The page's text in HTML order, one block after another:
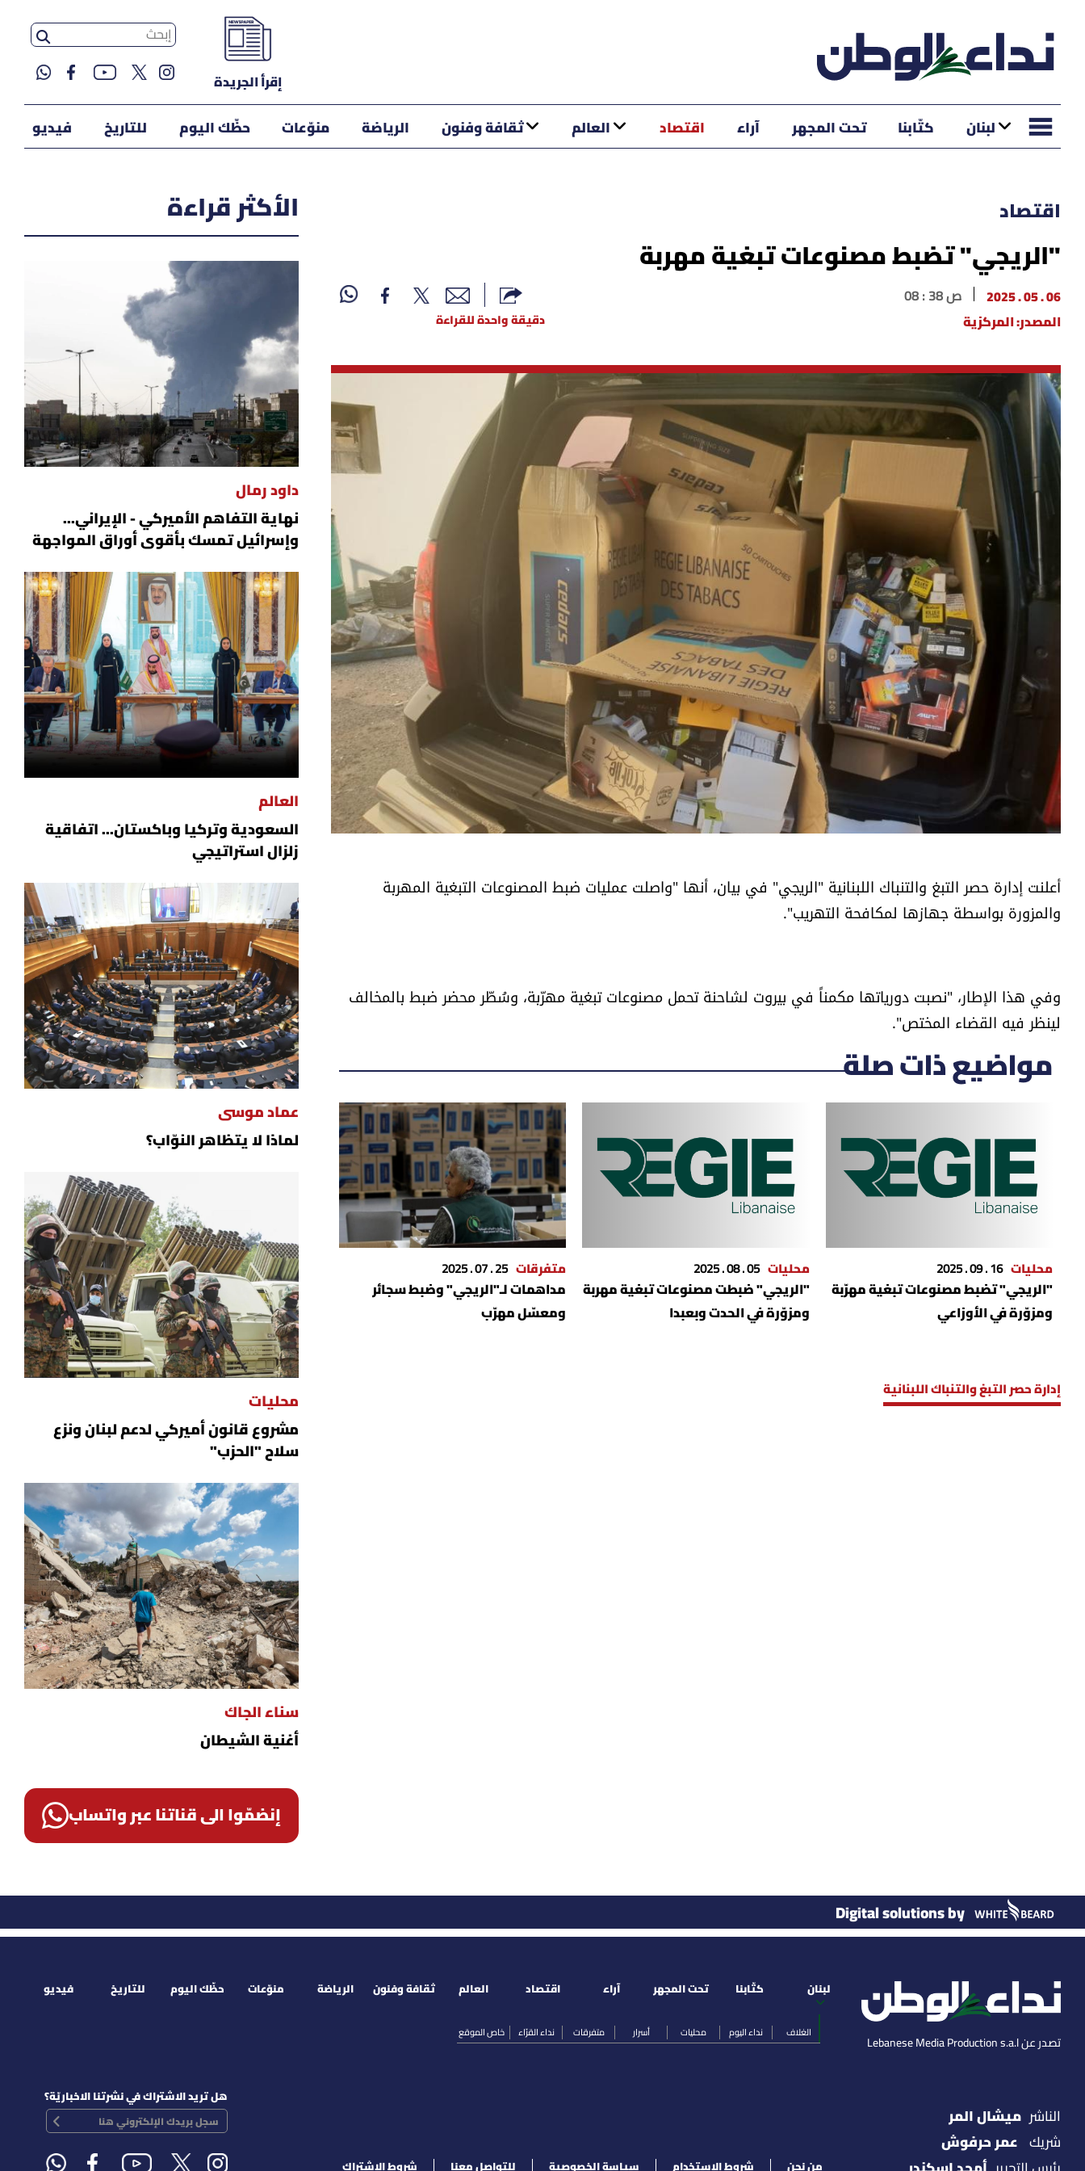
إقرأ الجريدة
لبنان كتّابنا تحت المجهر آراء اقتصاد العالم ثقافة وفنون الرياضة منوّعات حظّك اليوم للتاريخ فيديو
اقتصاد
"الريجي" تضبط مصنوعات تبغية مهربة
06 . 05 . 2025 08 : 38 ص
دقيقة واحدة للقراءة المصدر: المركزية
أعلنت إدارة حصر التبغ والتنباك اللبنانية "الريجي" في بيان، أنها "واصلت عمليات ضبط المصنوعات التبغية المهربة
والمزورة بواسطة جهازها لمكافحة التهريب".
وفي هذا الإطار، "نصبت دورياتها مكمناً في بيروت لشاحنة تحمل مصنوعات تبغية مهرّبة، وسُطّر محضر ضبط بالمخالف
لينظر فيه القضاء المختص".
مواضيع ذات صلة
محليات 16 . 09 . 2025
"الريجي" تضبط مصنوعات تبغية مهرّبة
ومزوّرة في الأوزاعي
محليات 05 . 08 . 2025
"الريجي" ضبطت مصنوعات تبغية مهربة
ومزوّرة في الحدت وبعبدا
متفرقات 25 . 07 . 2025
مداهمات لـ"الريجي" وضبط سجائر
ومعسّل مهرّب
إدارة حصر التبغ والتنباك اللبنانية
الأكثر قراءة
داود رمال
نهاية التفاهم الأميركي - الإيراني...
وإسرائيل تمسك بأقوى أوراق المواجهة
العالم
السعودية وتركيا وباكستان... اتفاقية
زلزال استراتيجي
عماد موسى
لماذا لا يتظاهر النوّاب؟
محليات
مشروع قانون أميركي لدعم لبنان ونزع
سلاح "الحزب"
سناء الجاك
أغنية الشيطان
إنضمّوا الى قناتنا عبر واتساب
Digital solutions by
تصدر عن Lebanese Media Production s.a.l
لبنان
الغلاف نداء اليوم محليات أسرار متفرقات نداء القرّاء خاص الموقع
كتّابنا تحت المجهر آراء اقتصاد العالم ثقافة وفنون الرياضة منوّعات حظّك اليوم للتاريخ فيديو
الناشر ميشال المر
شريك عمر حرفوش
من نحن شروط الإستخدام سياسة الخصوصية للتواصل معنا شروط الإشتراك
هل تريد الاشتراك في نشرتنا الاخباريّة؟